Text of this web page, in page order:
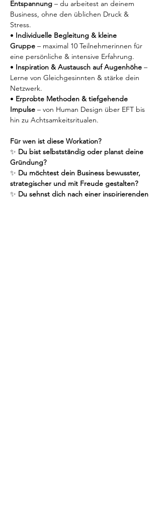
Entspannung – du arbeitest an deinem
Business, ohne den üblichen Druck &
Stress.
• Individuelle Begleitung & kleine
Gruppe – maximal 10 Teilnehmerinnen für
eine persönliche & intensive Erfahrung.
• Inspiration & Austausch auf Augenhöhe –
Lerne von Gleichgesinnten & stärke dein
Netzwerk.
• Erprobte Methoden & tiefgehende
Impulse – von Human Design über EFT bis
hin zu Achtsamkeitsritualen.
Für wen ist diese Workation?
✨ Du bist selbstständig oder planst deine
Gründung?
✨ Du möchtest dein Business bewusster,
strategischer und mit Freude gestalten?
✨ Du sehnst dich nach einer inspirierenden